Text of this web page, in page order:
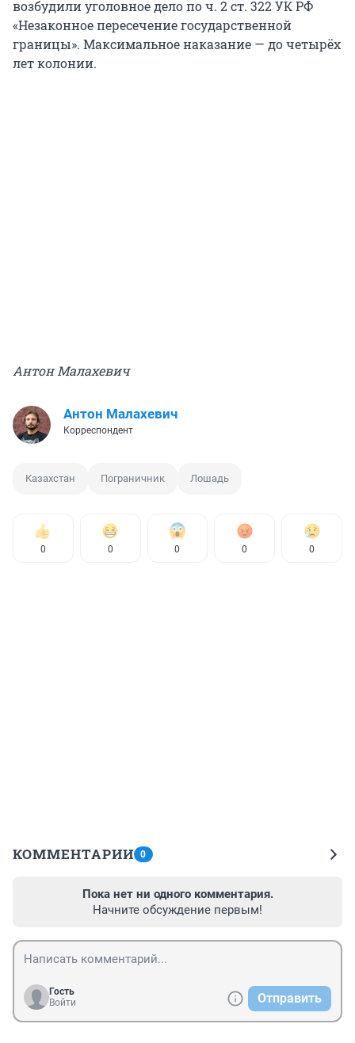
возбудили уголовное дело по ч. 2 ст. 322 УК РФ
«Незаконное пересечение государственной
границы». Максимальное наказание — до четырёх
лет колонии.
Антон Малахевич
Антон Малахевич
Корреспондент
Казахстан Пограничник Лошадь
0 0 0 0 0
КОММЕНТАРИИ 0
Пока нет ни одного комментария.
Начните обсуждение первым!
Гость
Войти
Отправить